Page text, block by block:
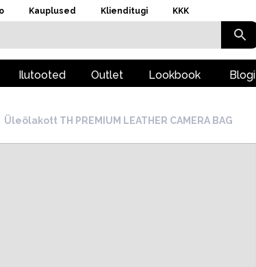
Kauplused Klienditugi KKK
Ilutooted Outlet Lookbook Blogi
Üleõlakott TH PREMIUM LEATHER CAMERA BAG